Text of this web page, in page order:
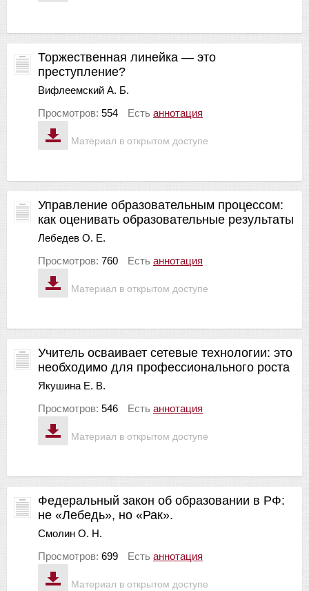
Материал в открытом доступе
Торжественная линейка — это
преступление?
Вифлеемский А. Б.
Просмотров: 554 Есть аннотация
Материал в открытом доступе
Управление образовательным процессом:
как оценивать образовательные результаты
Лебедев О. Е.
Просмотров: 760 Есть аннотация
Материал в открытом доступе
Учитель осваивает сетевые технологии: это
необходимо для профессионального роста
Якушина Е. В.
Просмотров: 546 Есть аннотация
Материал в открытом доступе
Федеральный закон об образовании в РФ:
не «Лебедь», но «Рак».
Смолин О. Н.
Просмотров: 699 Есть аннотация